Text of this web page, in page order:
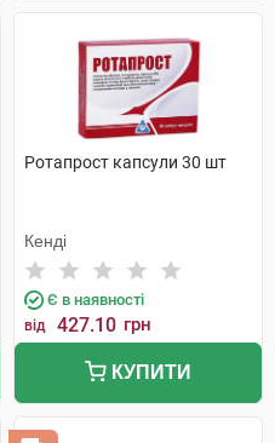
Ротапрост капсули 30 шт
Кенді
Є в наявності
від 427.10 грн
КУПИТИ